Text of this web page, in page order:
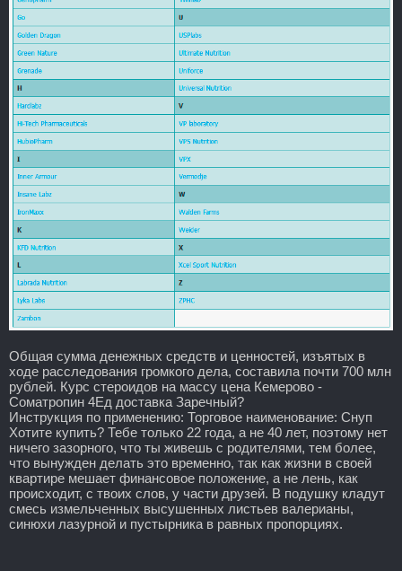
Общая сумма денежных средств и ценностей, изъятых в
ходе расследования громкого дела, составила почти 700 млн
рублей. Курс стероидов на массу цена Кемерово -
Cоматропин 4Ед доставка Заречный?
Инструкция по применению: Торговое наименование: Снуп
Хотите купить? Тебе только 22 года, а не 40 лет, поэтому нет
ничего зазорного, что ты живешь с родителями, тем более,
что вынужден делать это временно, так как жизни в своей
квартире мешает финансовое положение, а не лень, как
происходит, с твоих слов, у части друзей. В подушку кладут
смесь измельченных высушенных листьев валерианы,
синюхи лазурной и пустырника в равных пропорциях.